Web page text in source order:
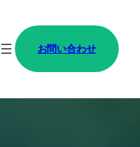
お問い合わせ